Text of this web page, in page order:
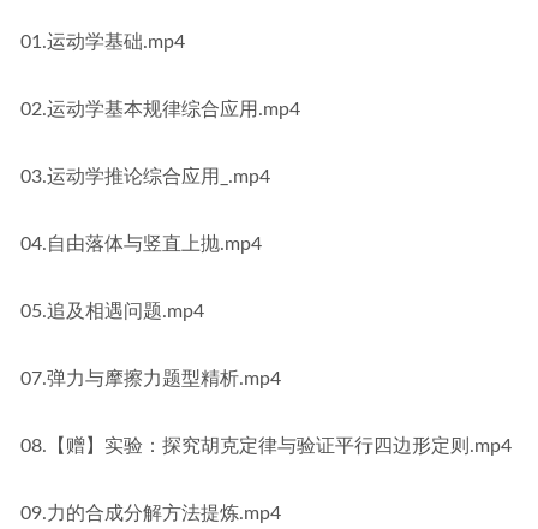
01.运动学基础.mp4
02.运动学基本规律综合应用.mp4
03.运动学推论综合应用_.mp4
04.自由落体与竖直上抛.mp4
05.追及相遇问题.mp4
07.弹力与摩擦力题型精析.mp4
08.【赠】实验：探究胡克定律与验证平行四边形定则.mp4
09.力的合成分解方法提炼.mp4